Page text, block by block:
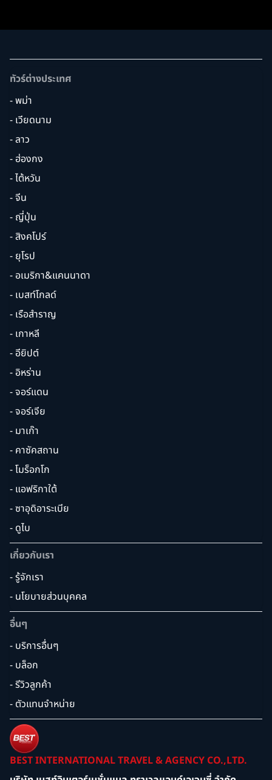
ทัวร์ต่างประเทศ
- พม่า
- เวียดนาม
- ลาว
- ฮ่องกง
- ไต้หวัน
- จีน
- ญี่ปุ่น
- สิงคโปร์
- ยุโรป
- อเมริกา&แคนนาดา
- เบสท์โกลด์
- เรือสำราญ
- เกาหลี
- อียิปต์
- อิหร่าน
- จอร์แดน
- จอร์เจีย
- มาเก๊า
- คาซัคสถาน
- โมร็อกโก
- แอฟริกาใต้
- ซาอุดิอาระเบีย
- ดูไบ
เกี่ยวกับเรา
- รู้จักเรา
- นโยบายส่วนบุคคล
อื่นๆ
- บริการอื่นๆ
- บล็อก
- รีวิวลูกค้า
- ตัวแทนจำหน่าย
BEST INTERNATIONAL TRAVEL & AGENCY CO.,LTD.